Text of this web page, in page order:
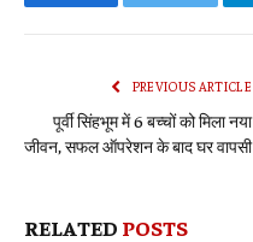
Facebook Twitter
PREVIOUS ARTICLE
पूर्वी सिंहभूम में 6 बच्चों को मिला नया
जीवन, सफल ऑपरेशन के बाद घर वापसी
RELATED POSTS